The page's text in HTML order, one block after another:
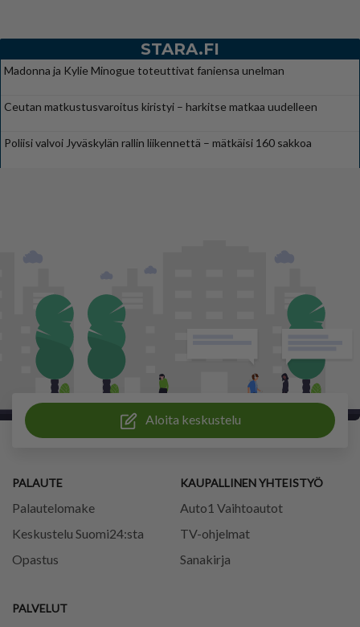
STARA.FI
Madonna ja Kylie Minogue toteuttivat faniensa unelman
Ceutan matkustusvaroitus kiristyi – harkitse matkaa uudelleen
Poliisi valvoi Jyväskylän rallin liikennettä – mätkäisi 160 sakkoa
Aloita keskustelu
PALAUTE
Palautelomake
Keskustelu Suomi24:sta
Opastus
PALVELUT
KAUPALLINEN YHTEISTYÖ
Auto1 Vaihtoautot
TV-ohjelmat
Sanakirja